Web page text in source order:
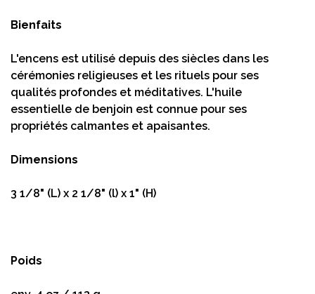
Bienfaits
L'encens est utilisé depuis des siècles dans les
cérémonies religieuses et les rituels pour ses
qualités profondes et méditatives. L'huile
essentielle de benjoin est connue pour ses
propriétés calmantes et apaisantes.
Dimensions
3 1/8" (L) x 2 1/8" (l) x 1" (H)
Poids